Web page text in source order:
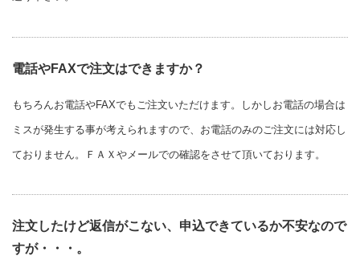
電話やFAXで注文はできますか？
もちろんお電話やFAXでもご注文いただけます。しかしお電話の場合は
ミスが発生する事が考えられますので、お電話のみのご注文には対応し
ておりません。ＦＡＸやメールでの確認をさせて頂いております。
注文したけど返信がこない、申込できているか不安なので
すが・・・。